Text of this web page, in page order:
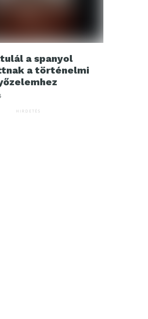
a spanyol
a történelmi
HIRDETÉS